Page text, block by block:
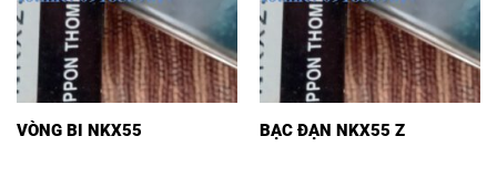
VÒNG BI NKX55 BẠC ĐẠN NKX55 Z